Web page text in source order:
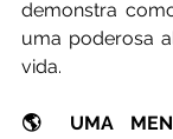
demonstra
uma poderosa
vida.
🌎 UMA